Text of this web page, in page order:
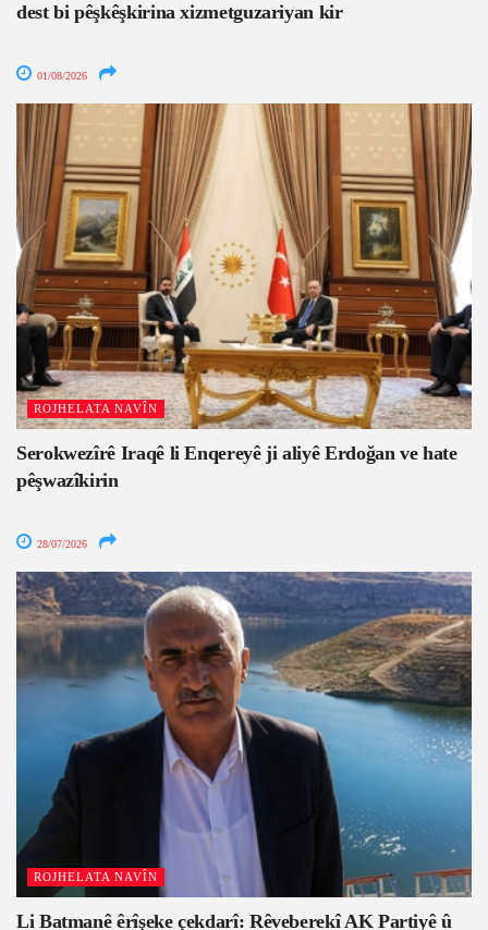
dest bi pêşkêşkirina xizmetguzariyan kir
01/08/2026
ROJHELATA NAVÎN
Serokwezîrê Iraqê li Enqereyê ji aliyê Erdoğan ve hate
pêşwazîkirin
28/07/2026
ROJHELATA NAVÎN
Li Batmanê êrîşeke çekdarî: Rêveberekî AK Partiyê û